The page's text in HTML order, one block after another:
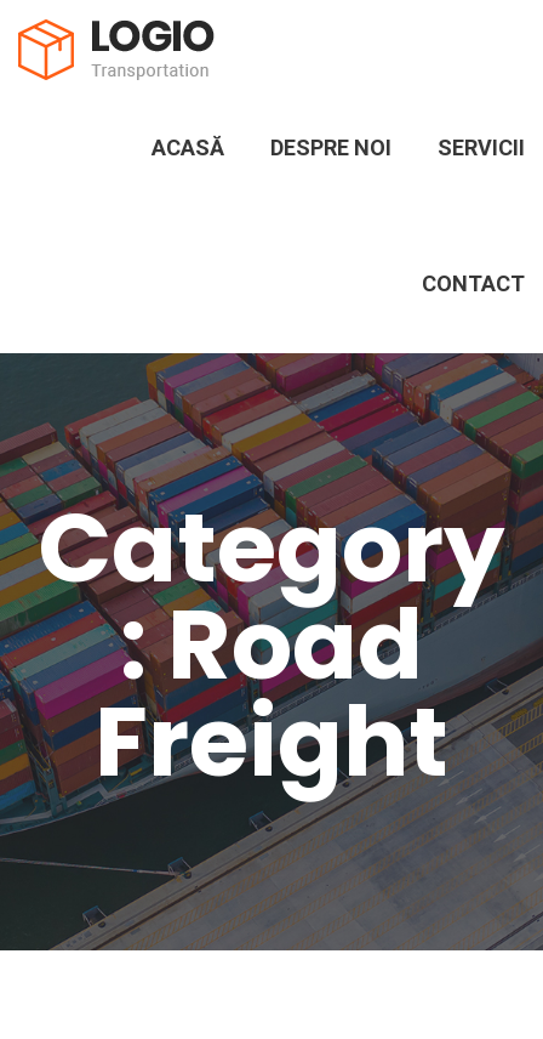
ACASĂ DESPRE NOI SERVICII
CONTACT
Category
: Road
Freight